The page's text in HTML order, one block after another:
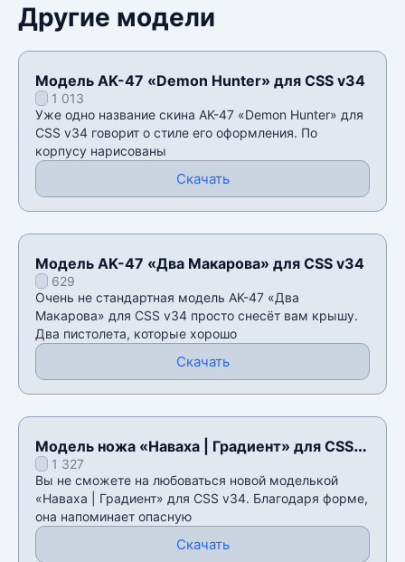
Другие модели
Модель AK-47 «Demon Hunter» для CSS v34
1 013
Уже одно название скина AK-47 «Demon Hunter» для
CSS v34 говорит о стиле его оформления. По
корпусу нарисованы
Скачать
Модель AK-47 «Два Макарова» для CSS v34
629
Очень не стандартная модель AK-47 «Два
Макарова» для CSS v34 просто снесёт вам крышу.
Два пистолета, которые хорошо
Скачать
Модель ножа «Наваха | Градиент» для CSS
v341 327
Вы не сможете на любоваться новой моделькой
«Наваха | Градиент» для CSS v34. Благодаря форме,
она напоминает опасную
Скачать